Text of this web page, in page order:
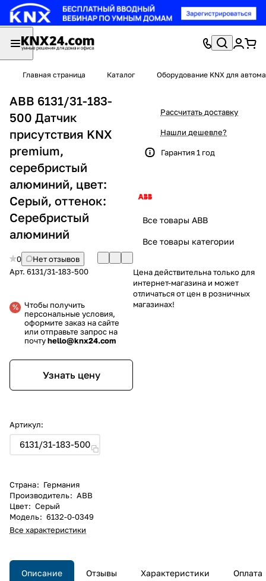
Главная страница Каталог Оборудование KNX для
ABB 6131/31-183-
500 Датчик
присутствия KNX
premium,
серебристый
алюминий, цвет:
Серый, оттенок:
Серебристый
алюминий
0
Нет отзывов
Арт. 6131/31-183-500
Чтобы получить
персональные условия,
оформите заказ на сайте
или отправьте запрос на
почтуhello@knx24.com
Узнать цену
Артикул:
6131/31-183-500
Страна: Германия
Производитель: ABB
Цвет: Серый
Модель: 6132-0-0349
Все характеристики
Рассчитать доставку
Нашли дешевле?
Гарантия 1 год
Все товары ABB
Все товары категории
Цена действительна только для
интернет-магазина и может
отличаться от цен в розничных
магазинах!
Описание Отзывы Характеристики Оплата